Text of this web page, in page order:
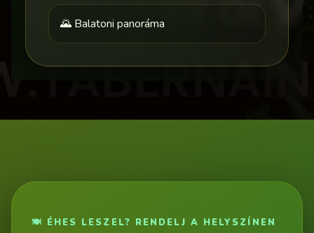
🌄 Balatoni panoráma
🍽️ ÉHES LESZEL? RENDELJ A HELYSZÍNEN